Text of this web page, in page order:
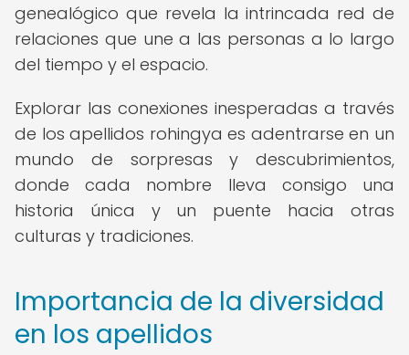
genealógico que revela la intrincada red de
relaciones que une a las personas a lo largo
del tiempo y el espacio.
Explorar las conexiones inesperadas a través
de los apellidos rohingya es adentrarse en un
mundo de sorpresas y descubrimientos,
donde cada nombre lleva consigo una
historia única y un puente hacia otras
culturas y tradiciones.
Importancia de la diversidad
en los apellidos